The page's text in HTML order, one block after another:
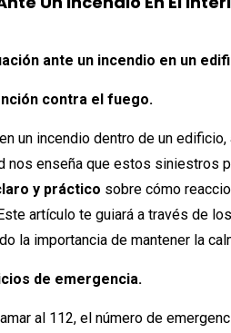
ante un incendio en un
contra el fuego.
un incendio dentro de un
nos enseña que estos siniestros
y práctico sobre cómo
artículo te guiará a través de
la importancia de mantener la
de emergencia.
al 112, el número de